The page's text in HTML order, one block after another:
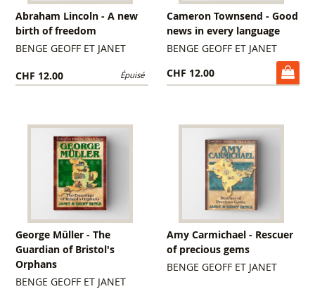
Abraham Lincoln - A new
birth of freedom
BENGE GEOFF ET JANET
CHF 12.00 Épuisé
Cameron Townsend - Good
news in every language
BENGE GEOFF ET JANET
CHF 12.00
George Müller - The
Guardian of Bristol's
Orphans
BENGE GEOFF ET JANET
Amy Carmichael - Rescuer
of precious gems
BENGE GEOFF ET JANET